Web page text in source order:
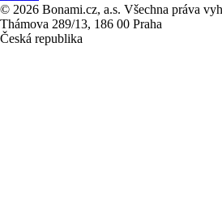
© 2026 Bonami.cz, a.s. Všechna práva
Thámova 289/13, 186 00 Praha
Česká republika